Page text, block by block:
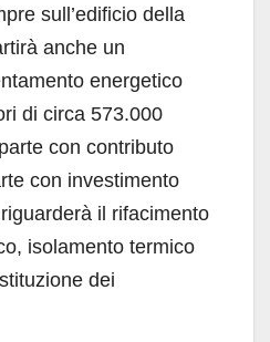
sull’edificio della
anche un
energetico
di circa 573.000
con contributo
con investimento
il rifacimento
isolamento termico
dei